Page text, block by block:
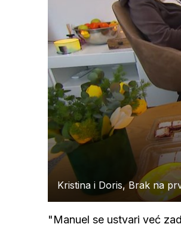
Kristina i Doris, Brak na
"Manuel se ustvari već